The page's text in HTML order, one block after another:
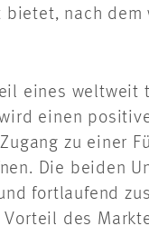
bietet, nach dem
eines weltweit
einen
zu einer
Die beiden
fortlaufend
des